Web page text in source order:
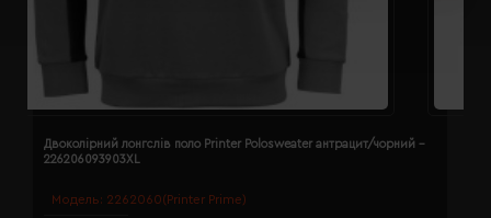
Модель: 2262060(Printer Prime)
Двоколірний лонгслів поло Printer Polosweater антрацит/чорний -
226206093903XL